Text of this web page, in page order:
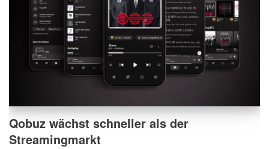
Qobuz wächst schneller als der
Streamingmarkt